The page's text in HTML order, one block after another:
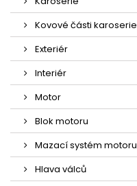
Kovové části karoserie
Exteriér
Interiér
Motor
Blok motoru
Mazací systém motoru
Hlava válců